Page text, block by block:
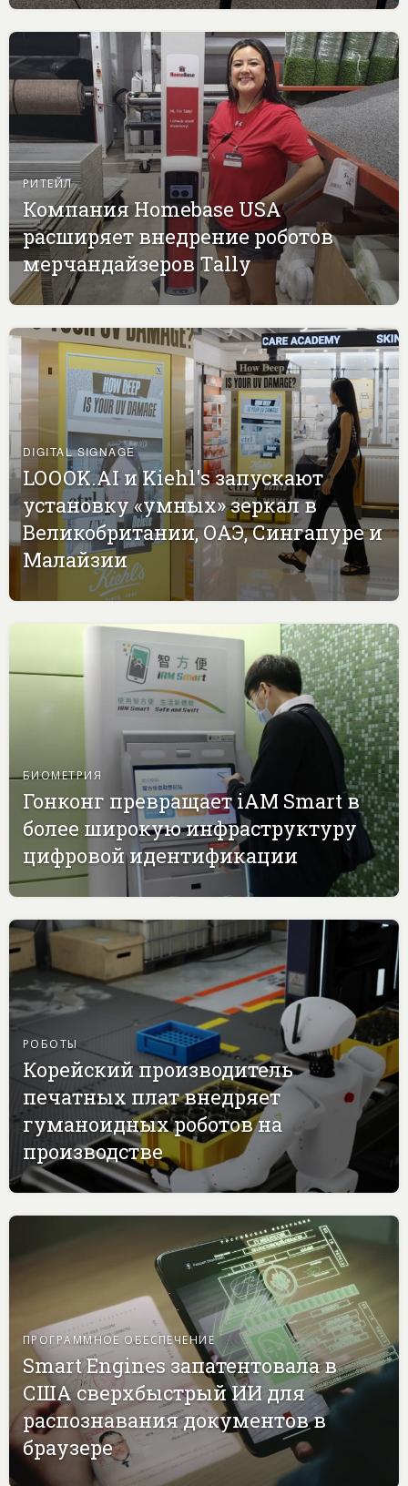
РИТЕЙЛ
Компания Homebase USA
расширяет внедрение роботов
мерчандайзеров Tally
DIGITAL SIGNAGE
LOOOK.AI и Kiehl's запускают
установку «умных» зеркал в
Великобритании, ОАЭ, Сингапуре и
Малайзии
БИОМЕТРИЯ
Гонконг превращает iAM Smart в
более широкую инфраструктуру
цифровой идентификации
РОБОТЫ
Корейский производитель
печатных плат внедряет
гуманоидных роботов на
производстве
ПРОГРАММНОЕ ОБЕСПЕЧЕНИЕ
Smart Engines запатентовала в
США сверхбыстрый ИИ для
распознавания документов в
браузере